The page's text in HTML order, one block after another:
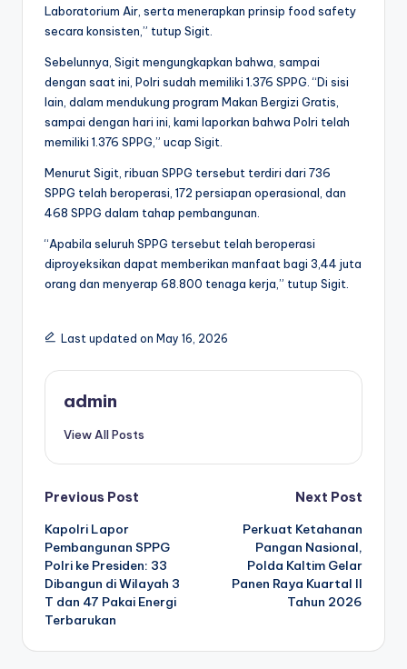
Laboratorium Air, serta menerapkan prinsip food safety
secara konsisten,” tutup Sigit.
Sebelunnya, Sigit mengungkapkan bahwa, sampai
dengan saat ini, Polri sudah memiliki 1.376 SPPG. “Di sisi
lain, dalam mendukung program Makan Bergizi Gratis,
sampai dengan hari ini, kami laporkan bahwa Polri telah
memiliki 1.376 SPPG,” ucap Sigit.
Menurut Sigit, ribuan SPPG tersebut terdiri dari 736
SPPG telah beroperasi, 172 persiapan operasional, dan
468 SPPG dalam tahap pembangunan.
“Apabila seluruh SPPG tersebut telah beroperasi
diproyeksikan dapat memberikan manfaat bagi 3,44 juta
orang dan menyerap 68.800 tenaga kerja,” tutup Sigit.
Last updated on May 16, 2026
admin
View All Posts
Post
navigation
Previous Post
Kapolri Lapor
Pembangunan SPPG
Polri ke Presiden: 33
Dibangun di Wilayah 3
T dan 47 Pakai Energi
Terbarukan
Next Post
Perkuat Ketahanan
Pangan Nasional,
Polda Kaltim Gelar
Panen Raya Kuartal II
Tahun 2026